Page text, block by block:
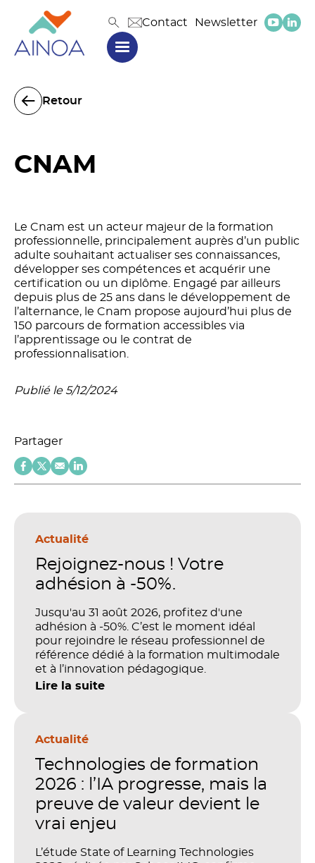
Contact Newsletter
Retour
CNAM
Le Cnam est un acteur majeur de la formation
professionnelle, principalement auprès d’un public
adulte souhaitant actualiser ses connaissances,
développer ses compétences et acquérir une
certification ou un diplôme. Engagé par ailleurs
depuis plus de 25 ans dans le développement de
l’alternance, le Cnam propose aujourd’hui plus de
150 parcours de formation accessibles via
l’apprentissage ou le contrat de
professionnalisation.
Publié le 5/12/2024
Partager
Actualité
Rejoignez-nous ! Votre
adhésion à -50%.
Jusqu'au 31 août 2026, profitez d'une
adhésion à -50%. C’est le moment idéal
pour rejoindre le réseau professionnel de
référence dédié à la formation multimodale
et à l’innovation pédagogique.
Lire la suite
Actualité
Technologies de formation
2026 : l’IA progresse, mais la
preuve de valeur devient le
vrai enjeu
L’étude State of Learning Technologies